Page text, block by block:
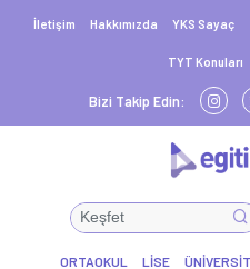
İletişim Hakkımızda YKS Sayaç
TYT Konuları
Bizi Takip Edin: